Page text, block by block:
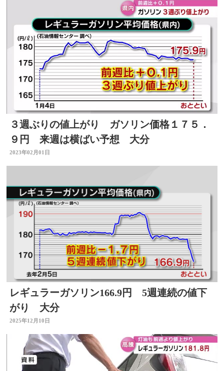
３週ぶりの値上がり ガソリン価格１７５．
９円 来週は横ばい予想 大分
2023年02月01日
レギュラーガソリン166.9円 5週連続の値下
がり 大分
2025年12月10日